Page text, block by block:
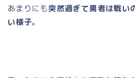
あまりにも突然過ぎて勇者は戦い
い様子。